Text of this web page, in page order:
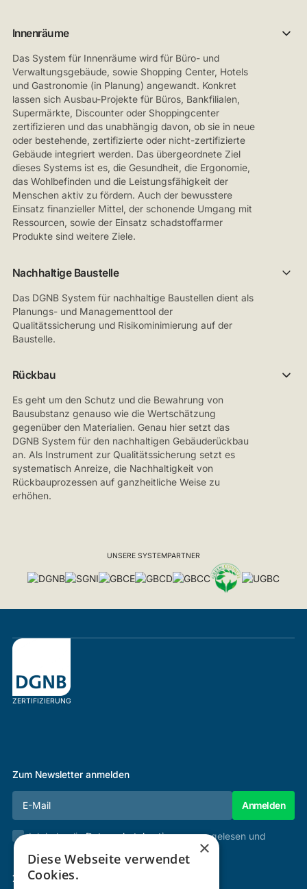
Innenräume
Das System für Innenräume wird für Büro- und
Verwaltungsgebäude, sowie Shopping Center, Hotels
und Gastronomie (in Planung) angewandt. Konkret
lassen sich Ausbau-Projekte für Büros, Bankfilialen,
Supermärkte, Discounter oder Shoppingcenter
zertifizieren und das unabhängig davon, ob sie in neue
oder bestehende, zertifizierte oder nicht-zertifizierte
Gebäude integriert werden. Das übergeordnete Ziel
dieses Systems ist es, die Gesundheit, die Ergonomie,
das Wohlbefinden und die Leistungsfähigkeit der
Menschen aktiv zu fördern. Auch der bewusstere
Einsatz finanzieller Mittel, der schonende Umgang mit
Ressourcen, sowie der Einsatz schadstoffarmer
Produkte sind weitere Ziele.
Nachhaltige Baustelle
Das DGNB System für nachhaltige Baustellen dient als
Planungs- und Managementtool der
Qualitätssicherung und Risikominimierung auf der
Baustelle.
Rückbau
Es geht um den Schutz und die Bewahrung von
Bausubstanz genauso wie die Wertschätzung
gegenüber den Materialien. Genau hier setzt das
DGNB System für den nachhaltigen Gebäuderückbau
an. Als Instrument zur Qualitätssicherung setzt es
systematisch Anreize, die Nachhaltigkeit von
Rückbauprozessen auf ganzheitliche Weise zu
erhöhen.
UNSERE SYSTEMPARTNER
ZERTIFIZIERUNG
Zum Newsletter anmelden
Ich habe dieDatenschutzbestimmungengelesen und
Zertifizierung & Verifikation
×
Diese Webseite verwendet
Cookies.